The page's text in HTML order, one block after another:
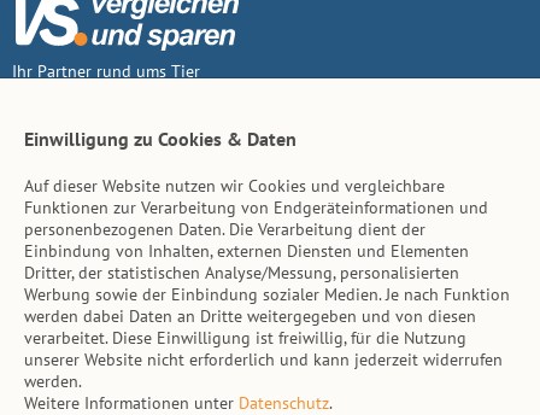
Ihr Partner rund ums Tier
Inhalt
Tierarzt-Suche
Hinweise
AGB
Impressum
Einwilligung zu Cookies & Daten
Auf dieser Website nutzen wir Cookies und vergleichbare
Funktionen zur Verarbeitung von Endgeräteinformationen und
personenbezogenen Daten. Die Verarbeitung dient der
Einbindung von Inhalten, externen Diensten und Elementen
Dritter, der statistischen Analyse/Messung, personalisierten
Werbung sowie der Einbindung sozialer Medien. Je nach Funktion
werden dabei Daten an Dritte weitergegeben und von diesen
verarbeitet. Diese Einwilligung ist freiwillig, für die Nutzung
unserer Website nicht erforderlich und kann jederzeit widerrufen
werden.
Weitere Informationen unter Datenschutz.